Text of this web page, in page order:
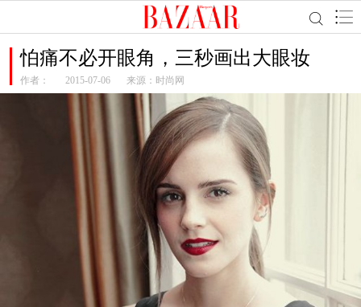
怕痛不必开眼角，三秒画出大眼妆
作者： 2015-07-06 来源：时尚网